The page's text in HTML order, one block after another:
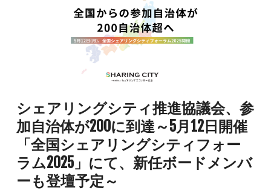
シェアリングシティ推進協議会、参
加自治体が200に到達～5月12日開催
「全国シェアリングシティフォー
ラム2025」にて、新任ボードメンバ
ーも登壇予定～